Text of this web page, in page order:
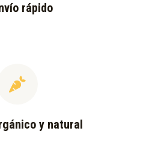
rápido
y natural